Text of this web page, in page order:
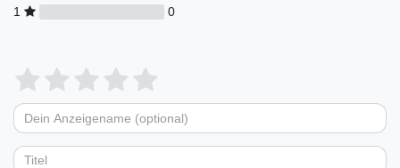
1
0
Bewertungssterne
von
5
4
von
5
3
von
5
2
von
5
1
von
5
Anzeigename